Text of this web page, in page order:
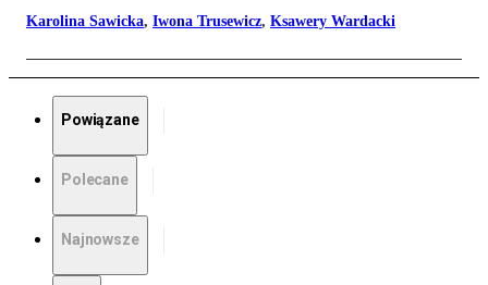
Karolina Sawicka, Iwona Trusewicz, Ksawery Wardacki
Powiązane
Polecane
Najnowsze